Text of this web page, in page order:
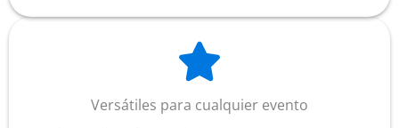
Versátiles para cualquier evento